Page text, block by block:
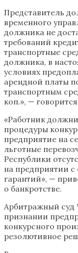
Представитель
временного
должника не
требований
транспортные
должника, в
условиях
арендной платы
транспортным
коп.», —
«Работник
процедуры
предприятие на
льготные
Республики
на предприятии
гарантий», —
о банкротстве.
Арбитражный
признании
конкурсного
резолютивное